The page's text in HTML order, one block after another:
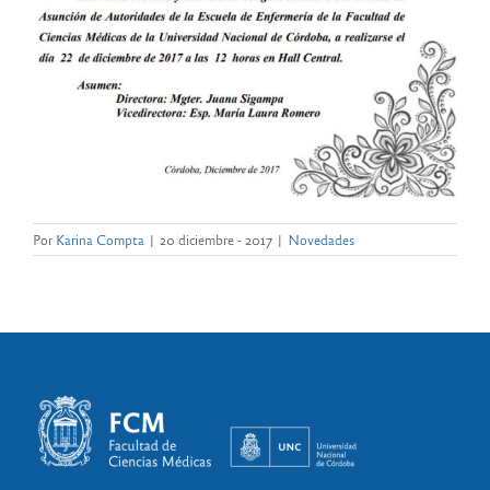
PorKarina Compta | 20 diciembre - 2017 | Novedades